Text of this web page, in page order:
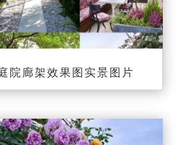
院廊架效果图实景图片